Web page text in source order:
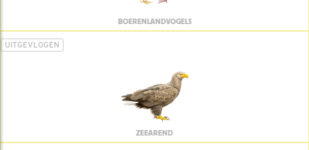
BOERENLANDVOGELS
UITGEVLOGEN
ZEEAREND